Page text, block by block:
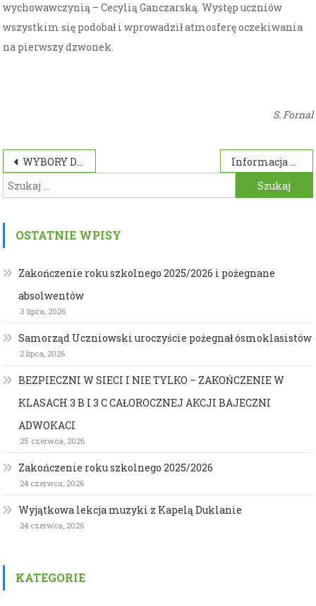
wychowawczynią – Cecylią Ganczarską. Występ uczniów
wszystkim się podobał i wprowadził atmosferę oczekiwania
na pierwszy dzwonek.
S. Fornal
Nawigacja
wpisu
WYBORY DO SAMORZĄDU SZKOLNEGO
Informacja Aktywny Samorząd
Szukaj:
OSTATNIE WPISY
Zakończenie roku szkolnego 2025/2026 i pożegnane
absolwentów
3 lipca, 2026
Samorząd Uczniowski uroczyście pożegnał ósmoklasistów
2 lipca, 2026
BEZPIECZNI W SIECI I NIE TYLKO – ZAKOŃCZENIE W
KLASACH 3 B I 3 C CAŁOROCZNEJ AKCJI BAJECZNI
ADWOKACI
25 czerwca, 2026
Zakończenie roku szkolnego 2025/2026
24 czerwca, 2026
Wyjątkowa lekcja muzyki z Kapelą Duklanie
24 czerwca, 2026
KATEGORIE